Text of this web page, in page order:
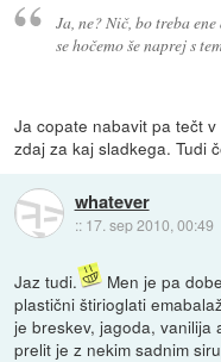
Ja, ne? Nič, bo treba
se hočemo še naprej s
Ja copate nabavit pa tečt
zdaj za kaj sladkega. Tudi
whatever
:: 17. sep 2010, 00:49
Jaz tudi.
Men je pa
plastični štirioglati
je breskev, jagoda, vanilija
prelit je z nekim sadnim